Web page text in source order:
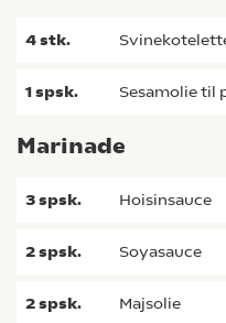
4stk.
1spsk. sesamolie til
Marinade
3spsk. hoisinsauce
2spsk. soyasauce
2spsk. majsolie